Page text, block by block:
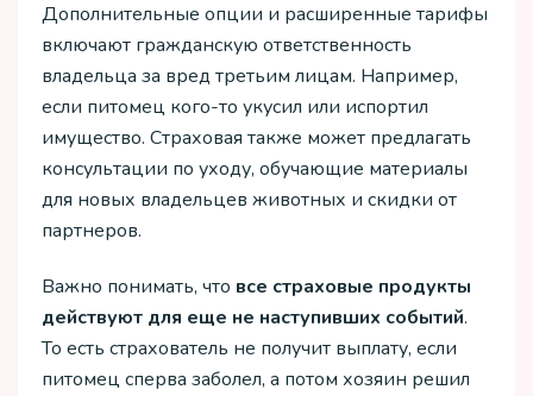
Дополнительные опции и расширенные тарифы
включают гражданскую ответственность
владельца за вред третьим лицам. Например,
если питомец кого-то укусил или испортил
имущество. Страховая также может предлагать
консультации по уходу, обучающие материалы
для новых владельцев животных и скидки от
партнеров.
Важно понимать, что все страховые продукты
действуют для еще не наступивших событий.
То есть страхователь не получит выплату, если
питомец сперва заболел, а потом хозяин решил